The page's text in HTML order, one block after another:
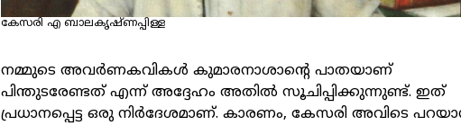
കേസരി എ ബാലകൃഷ്ണപ്പിള്ള
നമ്മുടെ അവർണകവികൾ കുമാരനാശാന്റെ പാതയാണ്
പിന്തുടരേണ്ടത് എന്ന് അദ്ദേഹം അതിൽ സൂചിപ്പിക്കുന്നുണ്ട്. ഇത്
പ്രധാനപ്പെട്ട ഒരു നിർദേശമാണ്. കാരണം, കേസരി അവിടെ